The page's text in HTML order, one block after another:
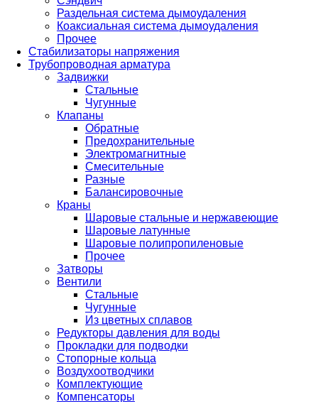
Раздельная система дымоудаления
Коаксиальная система дымоудаления
Прочее
Стабилизаторы напряжения
Трубопроводная арматура
Задвижки
Стальные
Чугунные
Клапаны
Обратные
Предохранительные
Электромагнитные
Смесительные
Разные
Балансировочные
Краны
Шаровые стальные и нержавеющие
Шаровые латунные
Шаровые полипропиленовые
Прочее
Затворы
Вентили
Стальные
Чугунные
Из цветных сплавов
Редукторы давления для воды
Прокладки для подводки
Стопорные кольца
Воздухоотводчики
Комплектующие
Компенсаторы